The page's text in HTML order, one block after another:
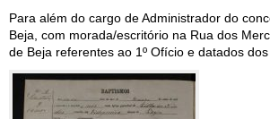
Para além do cargo de Administrador do
Beja, com morada/escritório na Rua dos
de Beja referentes ao 1º Ofício e datados